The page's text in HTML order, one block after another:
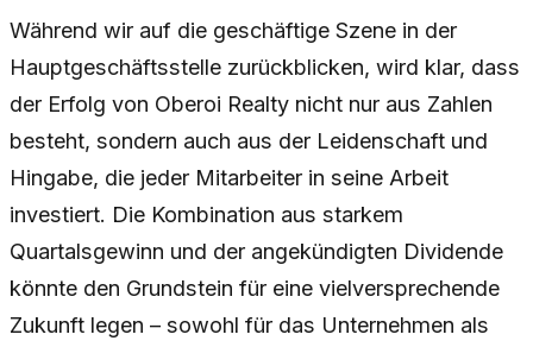
Während wir auf die geschäftige Szene in der
Hauptgeschäftsstelle zurückblicken, wird klar, dass
der Erfolg von Oberoi Realty nicht nur aus Zahlen
besteht, sondern auch aus der Leidenschaft und
Hingabe, die jeder Mitarbeiter in seine Arbeit
investiert. Die Kombination aus starkem
Quartalsgewinn und der angekündigten Dividende
könnte den Grundstein für eine vielversprechende
Zukunft legen – sowohl für das Unternehmen als